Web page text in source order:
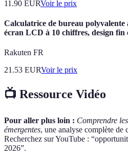
11.90 EURVoir le prix
Calculatrice de bureau polyvalente
écran LCD à 10 chiffres, design fin
Rakuten FR
21.53 EURVoir le prix
📺 Ressource Vidéo
Pour aller plus loin : Comprendre
émergentes, une analyse complète de
Recherchez sur YouTube :
2026”.